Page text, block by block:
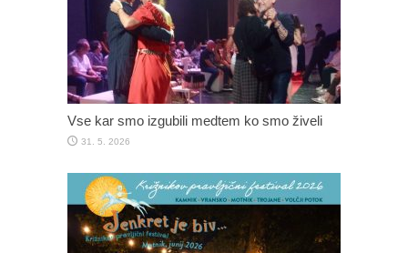
Vse kar smo izgubili medtem ko smo živeli
31. 5. 2026